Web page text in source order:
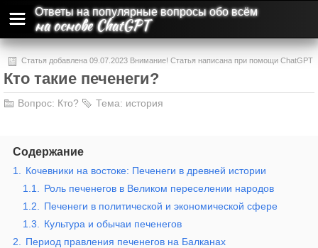
Ответы на популярные вопросы обо всём
на основе ChatGPT
Статья добавлена 09.07.2023 Внимание! Статья написана при помощи ChatGPT
и может содержать ошибки и неточности.
Кто такие печенеги?
Вопрос: Кто? Тема: история
Содержание
1.
Кочевники на востоке: Печенеги в древней истории
1.1.
Роль печенегов в Великом переселении народов
1.2.
Печенеги в политической и экономической сфере
1.3.
Культура и обычаи печенегов
2.
Период правления печенегов на Балканах